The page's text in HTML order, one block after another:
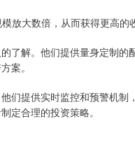
放大数倍，从而获得更高的
了解。他们提供量身定制的
案。
们提供实时监控和预警机制
定合理的投资策略。